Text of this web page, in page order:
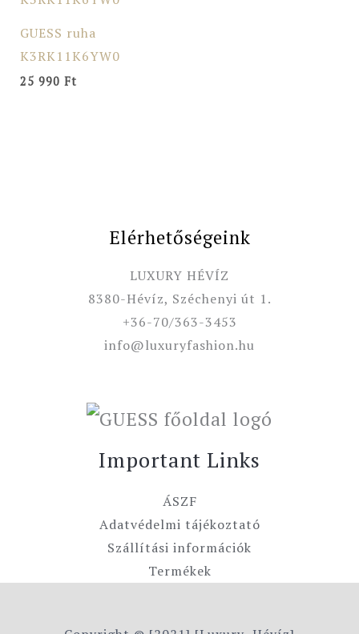
GUESS ruha
K3RK11K6YW0
25 990 Ft
Elérhetőségeink
LUXURY HÉVÍZ
8380-Hévíz, Széchenyi út 1.
+36-70/363-3453
info@luxuryfashion.hu
Important Links
ÁSZF
Adatvédelmi tájékoztató
Szállítási információk
Termékek